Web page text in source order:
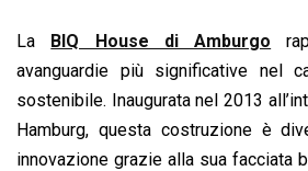
b
o
o
k
s
A
p
p
e
d
I
n
a
d
s
l
i
n
k
La BIQ House di Amburgo
avanguardie più significative nel
sostenibile. Inaugurata nel 2013
Hamburg, questa costruzione è
innovazione grazie alla sua facciata